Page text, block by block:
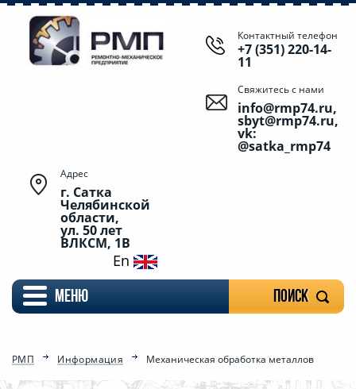
Контактный телефон
+7 (351) 220-14-
11
Свяжитесь с нами
info@rmp74.ru,
sbyt@rmp74.ru,
vk:
@satka_rmp74
Адрес
г. Сатка
Челябинской
области,
ул. 50 лет
ВЛКСМ, 1В
En
меню Поиск
РМП Информация Механическая обработка металлов